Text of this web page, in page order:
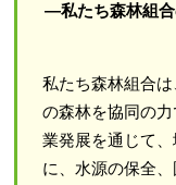
―私たち森林組
私たち森林組合
の森林を協同の
業発展を通じて
に、水源の保全